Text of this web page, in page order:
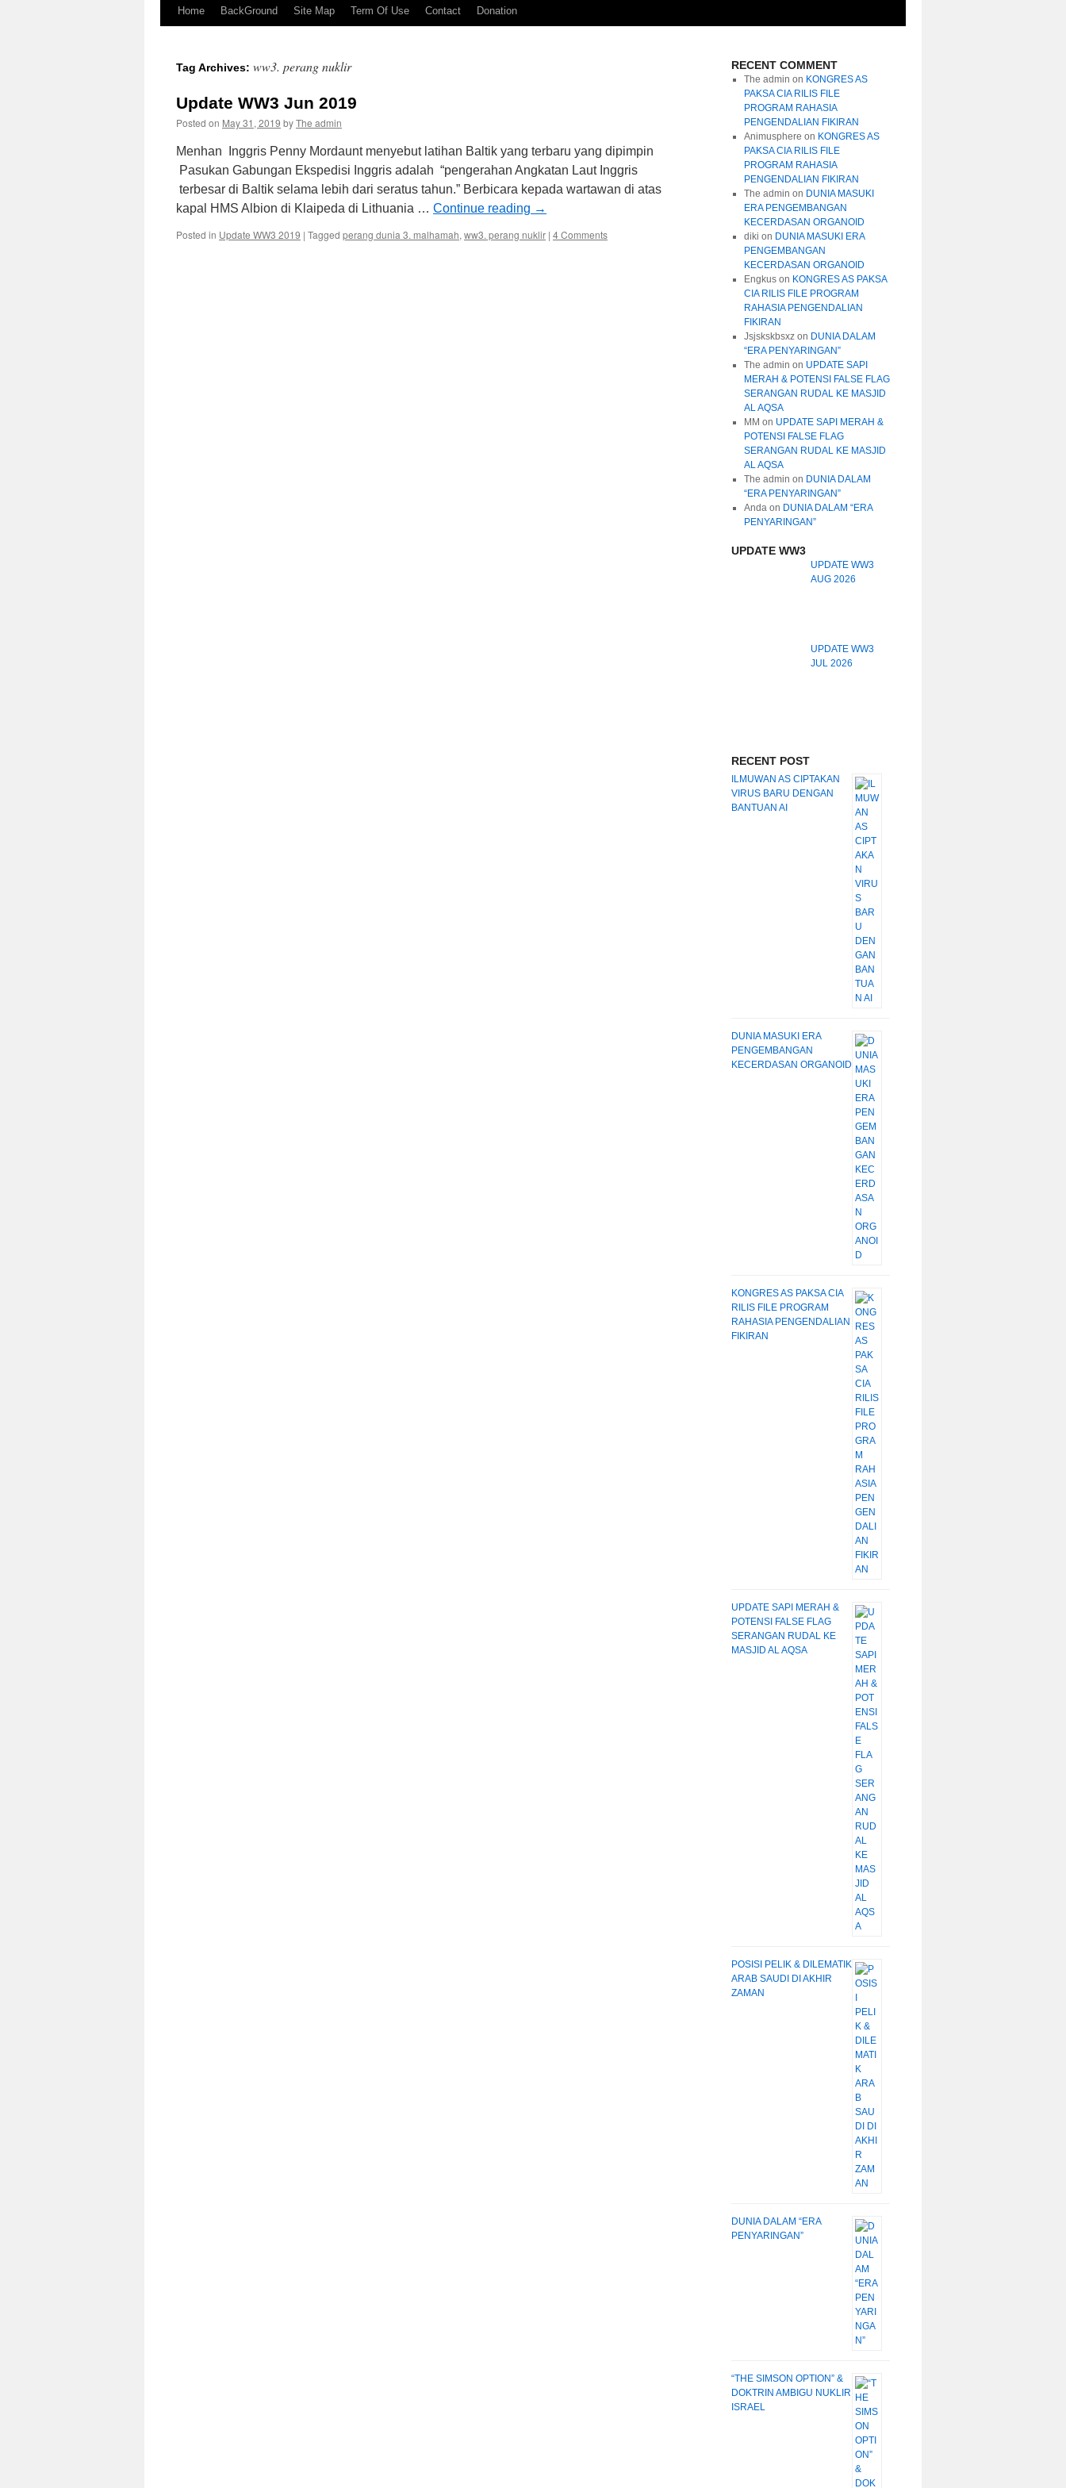
Home BackGround Site Map Term Of Use Contact Donation
Tag Archives: ww3. perang nuklir
Update WW3 Jun 2019
Posted on May 31, 2019 byThe admin
Menhan Inggris Penny Mordaunt menyebut latihan Baltik yang terbaru yang dipimpin
Pasukan Gabungan Ekspedisi Inggris adalah “pengerahan Angkatan Laut Inggris
terbesar di Baltik selama lebih dari seratus tahun.” Berbicara kepada wartawan di atas
kapal HMS Albion di Klaipeda di Lithuania … Continue reading →
Posted in Update WW3 2019 | Tagged perang dunia 3. malhamah, ww3. perang nuklir | 4 Comments
RECENT COMMENT
The admin on KONGRES AS
PAKSA CIA RILIS FILE
PROGRAM RAHASIA
PENGENDALIAN FIKIRAN
Animusphere on KONGRES AS
PAKSA CIA RILIS FILE
PROGRAM RAHASIA
PENGENDALIAN FIKIRAN
The admin on DUNIA MASUKI
ERA PENGEMBANGAN
KECERDASAN ORGANOID
diki on DUNIA MASUKI ERA
PENGEMBANGAN
KECERDASAN ORGANOID
Engkuson KONGRES AS PAKSA
CIA RILIS FILE PROGRAM
RAHASIA PENGENDALIAN
FIKIRAN
Jsjskskbsxzon DUNIA DALAM
“ERA PENYARINGAN”
The admin on UPDATE SAPI
MERAH & POTENSI FALSE FLAG
SERANGAN RUDAL KE MASJID
AL AQSA
MM on UPDATE SAPI MERAH &
POTENSI FALSE FLAG
SERANGAN RUDAL KE MASJID
AL AQSA
The admin on DUNIA DALAM
“ERA PENYARINGAN”
Andaon DUNIA DALAM “ERA
PENYARINGAN”
UPDATE WW3
UPDATE WW3
AUG 2026
UPDATE WW3
JUL 2026
RECENT POST
ILMUWAN AS CIPTAKAN
VIRUS BARU DENGAN
BANTUAN AI
DUNIA MASUKI ERA
PENGEMBANGAN
KECERDASAN ORGANOID
KONGRES AS PAKSA CIA
RILIS FILE PROGRAM
RAHASIA PENGENDALIAN
FIKIRAN
UPDATE SAPI MERAH &
POTENSI FALSE FLAG
SERANGAN RUDAL KE
MASJID AL AQSA
POSISI PELIK & DILEMATIK
ARAB SAUDI DI AKHIR
ZAMAN
DUNIA DALAM “ERA
PENYARINGAN”
“THE SIMSON OPTION” &
DOKTRIN AMBIGU NUKLIR
ISRAEL